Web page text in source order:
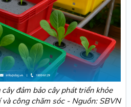
đảm bảo cây phát triển khỏe
công chăm sóc - Nguồn: SBVN